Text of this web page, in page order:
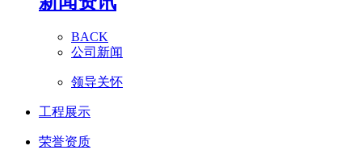
BACK
公司新闻
领导关怀
工程展示
荣誉资质